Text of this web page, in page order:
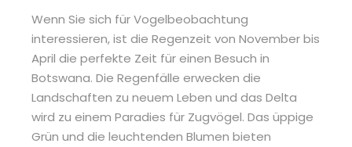
Wenn Sie sich für Vogelbeobachtung
interessieren, ist die Regenzeit von November bis
April die perfekte Zeit für einen Besuch in
Botswana. Die Regenfälle erwecken die
Landschaften zu neuem Leben und das Delta
wird zu einem Paradies für Zugvögel. Das üppige
Grün und die leuchtenden Blumen bieten